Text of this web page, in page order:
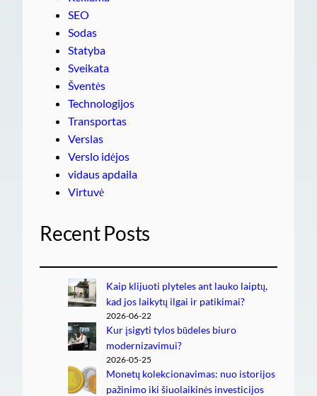
SEO
Sodas
Statyba
Sveikata
Šventės
Technologijos
Transportas
Verslas
Verslo idėjos
vidaus apdaila
Virtuvė
Recent Posts
Kaip klijuoti plyteles ant lauko laiptų,
kad jos laikytų ilgai ir patikimai?
2026-06-22
Kur įsigyti tylos būdeles biuro
modernizavimui?
2026-05-25
Monetų kolekcionavimas: nuo istorijos
pažinimo iki šiuolaikinės investicijos